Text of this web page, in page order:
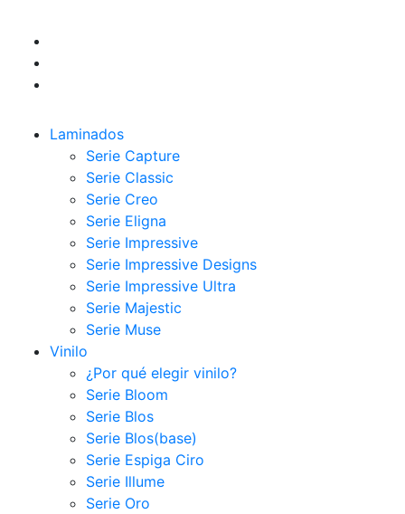
Laminados
Serie Capture
Serie Classic
Serie Creo
Serie Eligna
Serie Impressive
Serie Impressive Designs
Serie Impressive Ultra
Serie Majestic
Serie Muse
Vinilo
¿Por qué elegir vinilo?
Serie Bloom
Serie Blos
Serie Blos(base)
Serie Espiga Ciro
Serie Illume
Serie Oro